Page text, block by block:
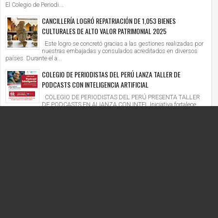
El Colegio de Periodi...
CANCILLERÍA LOGRÓ REPATRIACIÓN DE 1,053 BIENES
CULTURALES DE ALTO VALOR PATRIMONIAL 2025
Este logro se concretó gracias a las gestiones realizadas por
nuestras embajadas y consulados acreditados en diversos
países. Durante el a...
COLEGIO DE PERIODISTAS DEL PERÚ LANZA TALLER DE
PODCASTS CON INTELIGENCIA ARTIFICIAL
COLEGIO DE PERIODISTAS DEL PERÚ PRESENTA TALLER
DE PODCASTS EN ALIANZA CON INTEL Iniciativa fortalece